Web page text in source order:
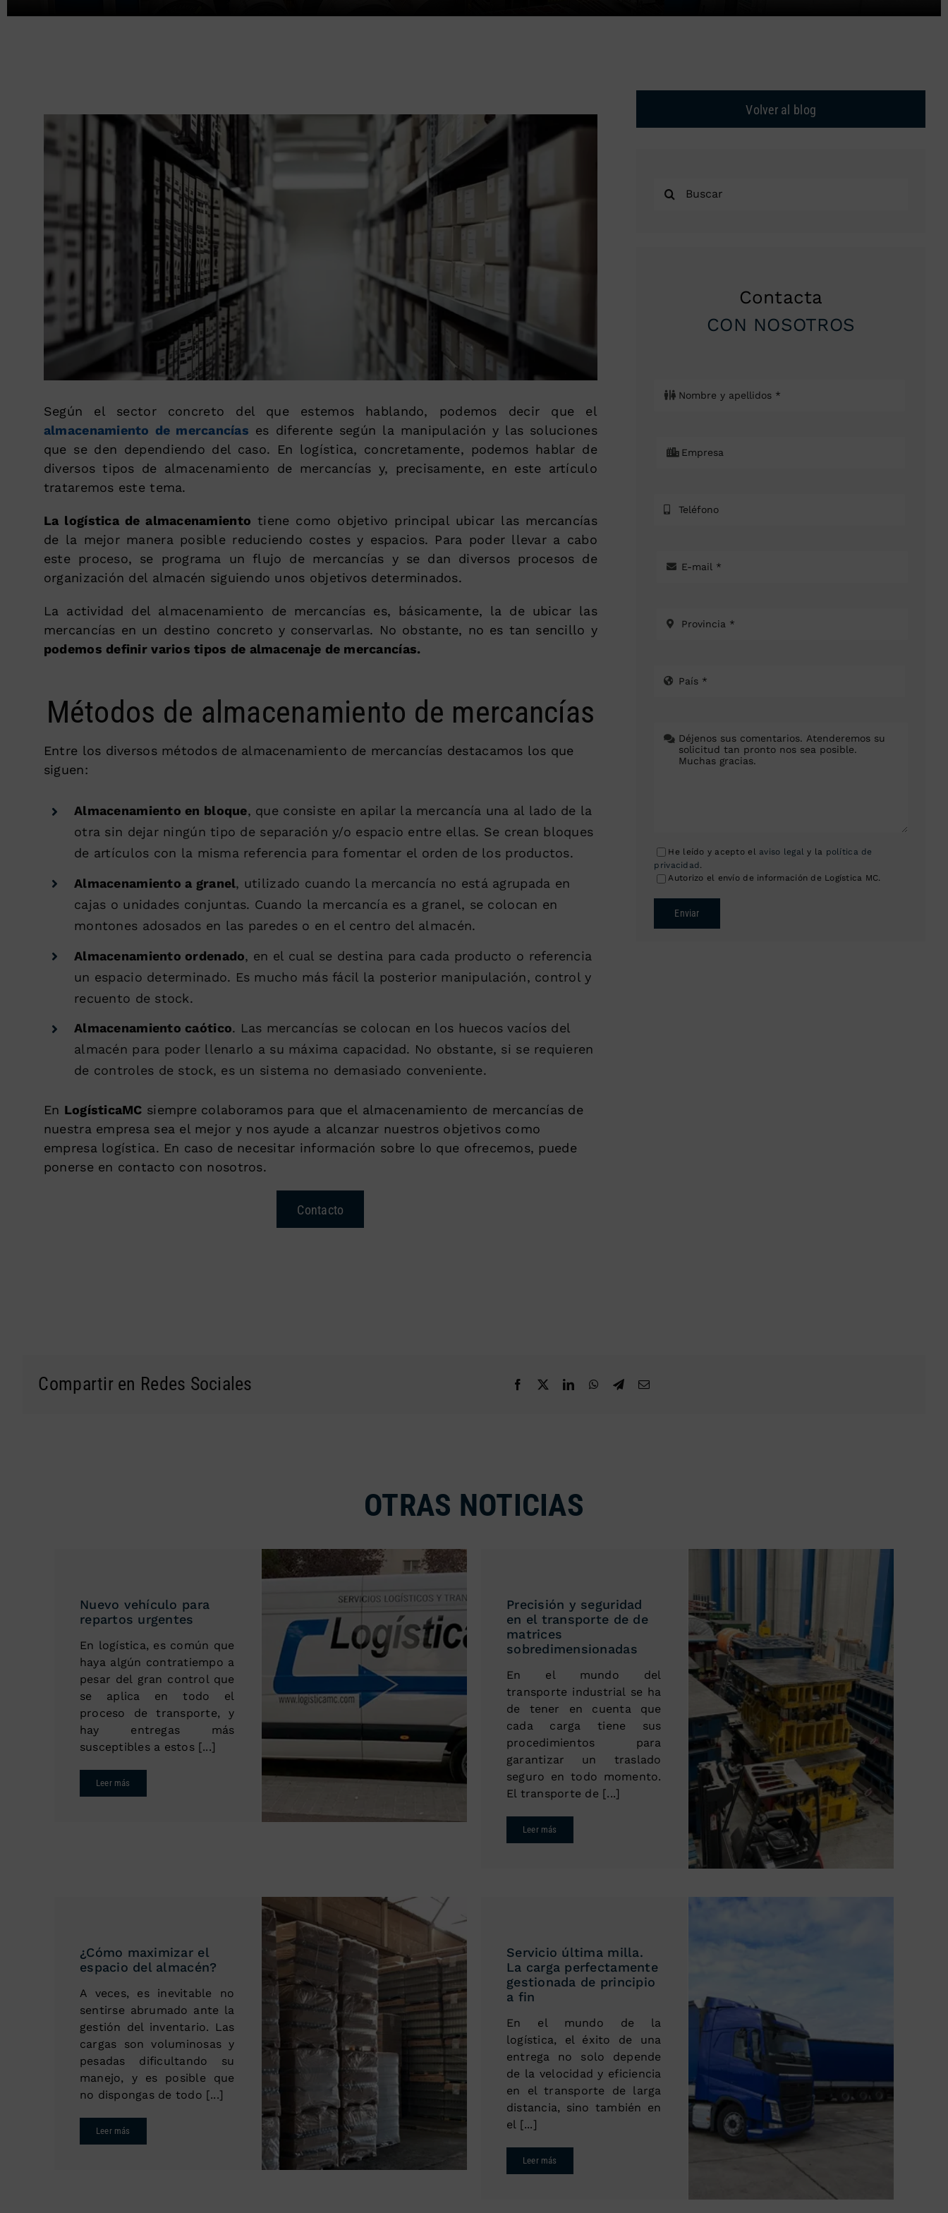
Según el sector concreto del que estemos hablando, podemos decir que el
almacenamiento de mercancías es diferente según la manipulación y las soluciones
que se den dependiendo del caso. En logística, concretamente, podemos hablar de
diversos tipos de almacenamiento de mercancías y, precisamente, en este artículo
trataremos este tema.
La logística de almacenamiento tiene como objetivo principal ubicar las mercancías
de la mejor manera posible reduciendo costes y espacios. Para poder llevar a cabo
este proceso, se programa un flujo de mercancías y se dan diversos procesos de
organización del almacén siguiendo unos objetivos determinados.
La actividad del almacenamiento de mercancías es, básicamente, la de ubicar las
mercancías en un destino concreto y conservarlas. No obstante, no es tan sencillo y
podemos definir varios tipos de almacenaje de mercancías.
Métodos de almacenamiento de mercancías
Entre los diversos métodos de almacenamiento de mercancías destacamos los que
siguen:
Almacenamiento en bloque, que consiste en apilar la mercancía una al lado de la
otra sin dejar ningún tipo de separación y/o espacio entre ellas. Se crean bloques
de artículos con la misma referencia para fomentar el orden de los productos.
Almacenamiento a granel, utilizado cuando la mercancía no está agrupada en
cajas o unidades conjuntas. Cuando la mercancía es a granel, se colocan en
montones adosados en las paredes o en el centro del almacén.
Almacenamiento ordenado, en el cual se destina para cada producto o referencia
un espacio determinado. Es mucho más fácil la posterior manipulación, control y
recuento de stock.
Almacenamiento caótico. Las mercancías se colocan en los huecos vacíos del
almacén para poder llenarlo a su máxima capacidad. No obstante, si se requieren
de controles de stock, es un sistema no demasiado conveniente.
En LogísticaMC siempre colaboramos para que el almacenamiento de mercancías de
nuestra empresa sea el mejor y nos ayude a alcanzar nuestros objetivos como
empresa logística. En caso de necesitar información sobre lo que ofrecemos, puede
ponerse en contacto con nosotros.
Contacto
Volver al blog
Buscar:
Contacta
CON NOSOTROS
He leído y acepto el aviso legal y la política de
privacidad .
Autorizo el envío de información de Logística MC.
Enviar
Compartir en Redes Sociales
OTRAS NOTICIAS
Nuevo vehículo para
repartos urgentes
En logística, es común que
haya algún contratiempo a
pesar del gran control que
se aplica en todo el
proceso de transporte, y
hay entregas más
susceptibles a estos [...]
Leer más
Precisión y seguridad
en el transporte de de
matrices
sobredimensionadas
En el mundo del
transporte industrial se ha
de tener en cuenta que
cada carga tiene sus
procedimientos para
garantizar un traslado
seguro en todo momento.
El transporte de [...]
Leer más
¿Cómo maximizar el
espacio del almacén?
A veces, es inevitable no
sentirse abrumado ante la
gestión del inventario. Las
cargas son voluminosas y
pesadas dificultando su
manejo, y es posible que
no dispongas de todo [...]
Leer más
Servicio última milla.
La carga perfectamente
gestionada de principio
a fin
En el mundo de la
logística, el éxito de una
entrega no solo depende
de la velocidad y eficiencia
en el transporte de larga
distancia, sino también en
el [...]
Leer más